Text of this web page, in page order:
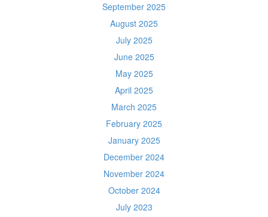
September 2025
August 2025
July 2025
June 2025
May 2025
April 2025
March 2025
February 2025
January 2025
December 2024
November 2024
October 2024
July 2023